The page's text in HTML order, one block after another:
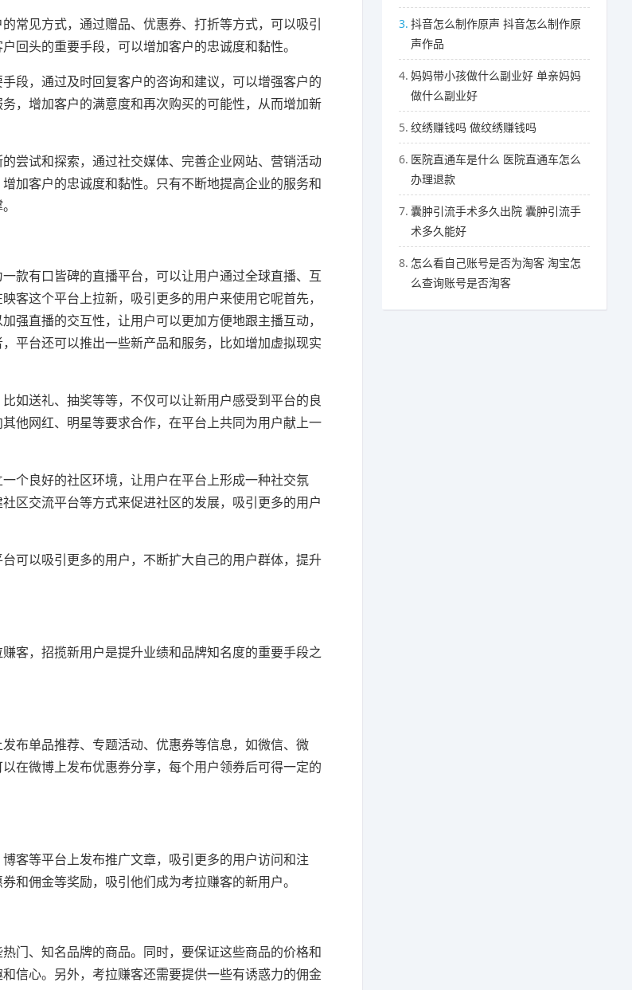
常见方式，通过赠品、优惠券、打折等方式，可以吸引
回头的重要手段，可以增加客户的忠诚度和黏性。
段，通过及时回复客户的咨询和建议，可以增强客户的
，增加客户的满意度和再次购买的可能性，从而增加新
尝试和探索，通过社交媒体、完善企业网站、营销活动
加客户的忠诚度和黏性。只有不断地提高企业的服务和
款有口皆碑的直播平台，可以让用户通过全球直播、互
客这个平台上拉新，吸引更多的用户来使用它呢首先，
强直播的交互性，让用户可以更加方便地跟主播互动，
平台还可以推出一些新产品和服务，比如增加虚拟现实
如送礼、抽奖等等，不仅可以让新用户感受到平台的良
他网红、明星等要求合作，在平台上共同为用户献上一
个良好的社区环境，让用户在平台上形成一种社交氛
区交流平台等方式来促进社区的发展，吸引更多的用户
可以吸引更多的用户，不断扩大自己的用户群体，提升
客，招揽新用户是提升业绩和品牌知名度的重要手段之
布单品推荐、专题活动、优惠券等信息，如微信、微
在微博上发布优惠券分享，每个用户领券后可得一定的
客等平台上发布推广文章，吸引更多的用户访问和注
和佣金等奖励，吸引他们成为考拉赚客的新用户。
门、知名品牌的商品。同时，要保证这些商品的价格和
信心。另外，考拉赚客还需要提供一些有诱惑力的佣金
3. 抖音怎么制作原声 抖音怎么制作原
声作品
4. 妈妈带小孩做什么副业好 单亲妈妈
做什么副业好
5. 纹绣赚钱吗 做纹绣赚钱吗
6. 医院直通车是什么 医院直通车怎么
办理退款
7. 囊肿引流手术多久出院 囊肿引流手
术多久能好
8. 怎么看自己账号是否为淘客 淘宝怎
么查询账号是否淘客